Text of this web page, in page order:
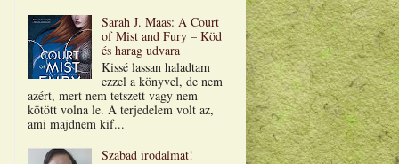
Sarah J. Maas: A Court
of Mist and Fury – Köd
és harag udvara
Kissé lassan haladtam
ezzel a könyvel, de nem
azért, mert nem tetszett vagy nem
kötött volna le. A terjedelem volt az,
ami majdnem kif...
Szabad irodalmat!